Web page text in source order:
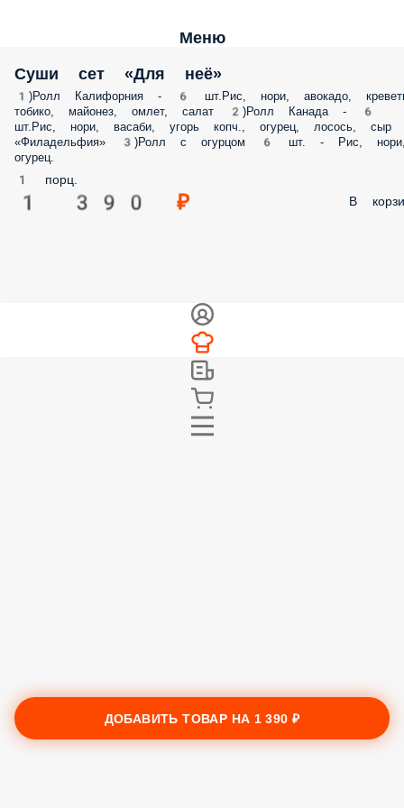
Меню
Суши сет «Для неё»
1)Ролл Калифорния - 6 шт.Рис, нори, авокадо,
тобико, майонез, омлет, салат 2)Ролл Канада - 6
шт.Рис, нори, васаби, угорь копч., огурец, лосось, сыр
«Филадельфия» 3)Ролл с огурцом 6 шт. - Рис,
огурец.
1 порц.
1 390 ₽ В
ДОБАВИТЬ ТОВАР НА 1 390 ₽